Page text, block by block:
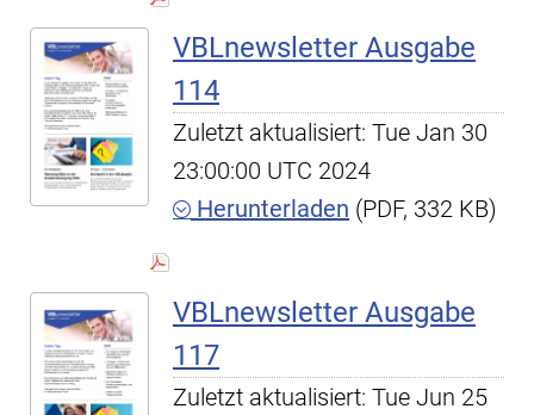
VBLnewsletter Ausgabe
114
Zuletzt aktualisiert: Tue Jan 30
23:00:00 UTC 2024
Herunterladen (PDF, 332 KB)
VBLnewsletter Ausgabe
117
Zuletzt aktualisiert: Tue Jun 25